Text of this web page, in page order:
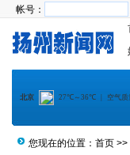
帐号：
您现在的位置： 首页 >>